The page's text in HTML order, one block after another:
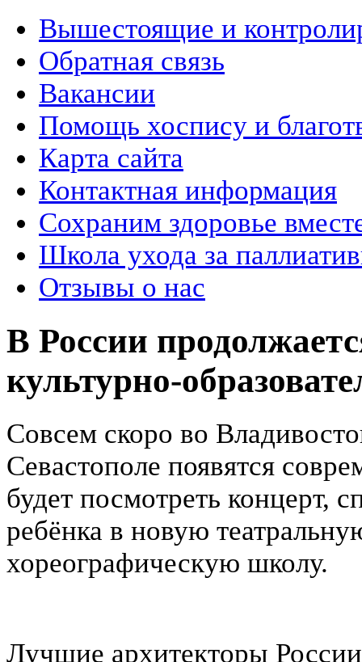
Вышестоящие и
Обратная связь
Вакансии
Помощь хоспису и
Карта сайта
Контактная информация
Сохраним здоровье
Школа ухода за
Отзывы о нас
В России
культурно-
Совсем скоро во
Севастополе появятся
будет посмотреть концерт,
ребёнка в новую
хореографическую школу.
Лучшие архитекторы